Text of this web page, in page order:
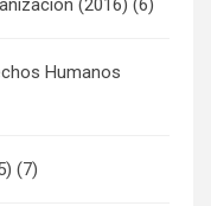
(2016) (6)
Humanos
(7)